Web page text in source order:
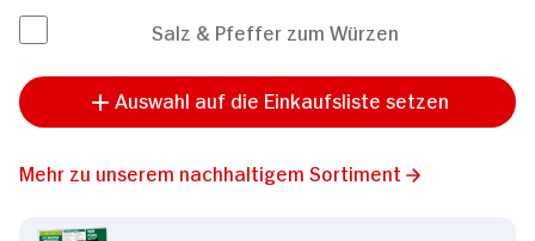
Salz & Pfeffer zum Würzen
Auswahl auf die Einkaufsliste setzen
Mehr zu unserem nachhaltigem Sortiment